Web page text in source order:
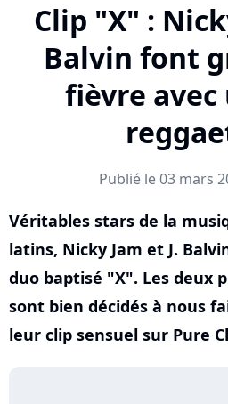
Clip "X" :
Balvin font
fièvre
Publié le 03 mars
Véritables stars de la
latins, Nicky Jam et J.
duo baptisé "X". Les deux
sont bien décidés à nous
leur clip sensuel sur Pure